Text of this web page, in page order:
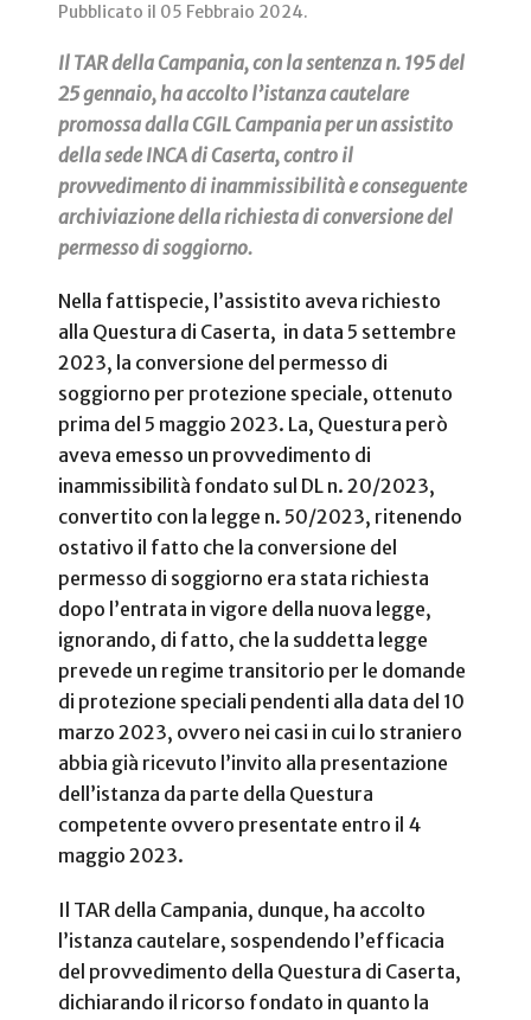
Pubblicato il 05 Febbraio 2024.
Il TAR della Campania, con la sentenza n. 195 del
25 gennaio, ha accolto l’istanza cautelare
promossa dalla CGIL Campania per un assistito
della sede INCA di Caserta, contro il
provvedimento di inammissibilità e conseguente
archiviazione della richiesta di conversione del
permesso di soggiorno.
Nella fattispecie, l’assistito aveva richiesto
alla Questura di Caserta, in data 5 settembre
2023, la conversione del permesso di
soggiorno per protezione speciale, ottenuto
prima del 5 maggio 2023. La, Questura però
aveva emesso un provvedimento di
inammissibilità fondato sul DL n. 20/2023,
convertito con la legge n. 50/2023, ritenendo
ostativo il fatto che la conversione del
permesso di soggiorno era stata richiesta
dopo l’entrata in vigore della nuova legge,
ignorando, di fatto, che la suddetta legge
prevede un regime transitorio per le domande
di protezione speciali pendenti alla data del 10
marzo 2023, ovvero nei casi in cui lo straniero
abbia già ricevuto l’invito alla presentazione
dell’istanza da parte della Questura
competente ovvero presentate entro il 4
maggio 2023.
Il TAR della Campania, dunque, ha accolto
l’istanza cautelare, sospendendo l’efficacia
del provvedimento della Questura di Caserta,
dichiarando il ricorso fondato in quanto la